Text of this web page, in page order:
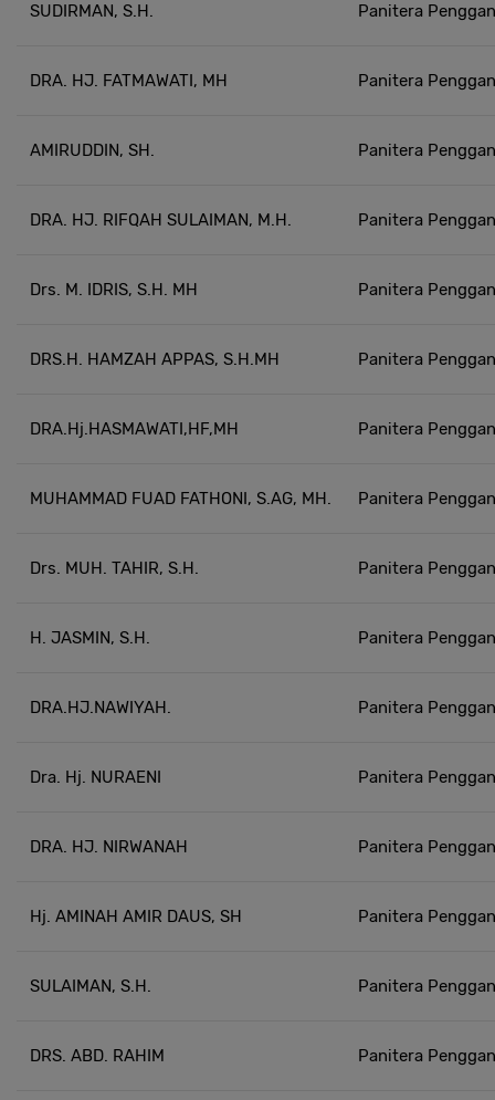
SUDIRMAN, S.H. Panitera
DRA. HJ. FATMAWATI, MH Panitera
AMIRUDDIN, SH. Panitera
DRA. HJ. RIFQAH SULAIMAN, M.H. Panitera
Drs. M. IDRIS, S.H. MH Panitera
DRS.H. HAMZAH APPAS, S.H.MH Panitera
DRA.Hj.HASMAWATI,HF,MH Panitera
MUHAMMAD FUAD FATHONI, S.AG, MH. Panitera
Drs. MUH. TAHIR, S.H. Panitera
H. JASMIN, S.H. Panitera
DRA.HJ.NAWIYAH. Panitera
Dra. Hj. NURAENI Panitera
DRA. HJ. NIRWANAH Panitera
Hj. AMINAH AMIR DAUS, SH Panitera
SULAIMAN, S.H. Panitera
DRS. ABD. RAHIM Panitera